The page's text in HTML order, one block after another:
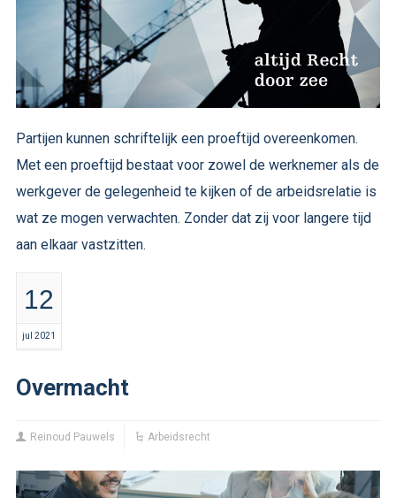
Partijen kunnen schriftelijk een proeftijd overeenkomen.
Met een proeftijd bestaat voor zowel de werknemer als de
werkgever de gelegenheid te kijken of de arbeidsrelatie is
wat ze mogen verwachten. Zonder dat zij voor langere tijd
aan elkaar vastzitten.
12
jul 2021
Overmacht
Reinoud Pauwels Arbeidsrecht